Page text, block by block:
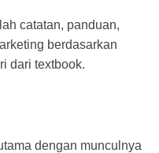
catatan, panduan,
berdasarkan
dari textbook.
dengan munculnya